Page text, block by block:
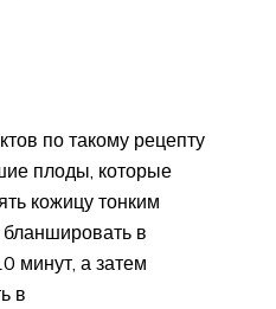
по такому рецепту
плоды, которые
кожицу тонким
в
минут, а затем
в